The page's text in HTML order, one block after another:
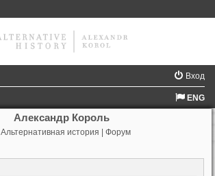
Вход
ENG
Александр Король
Альтернативная история | Форум